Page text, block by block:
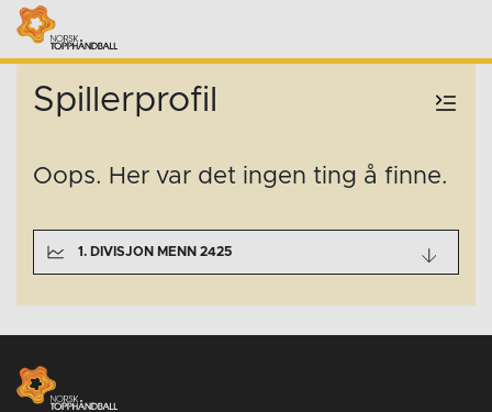
Spillerprofil
Oops. Her var det ingen ting å finne.
1. DIVISJON MENN 2425